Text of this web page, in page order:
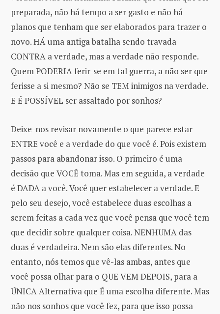
preparada, não há tempo a ser gasto e não há
planos que tenham que ser elaborados para trazer o
novo. HÁ uma antiga batalha sendo travada
CONTRA a verdade, mas a verdade não responde.
Quem PODERIA ferir-se em tal guerra, a não ser que
ferisse a si mesmo? Não se TEM inimigos na verdade.
E É POSSÍVEL ser assaltado por sonhos?
Deixe-nos revisar novamente o que parece estar
ENTRE você e a verdade do que você é. Pois existem
passos para abandonar isso. O primeiro é uma
decisão que VOCÊ toma. Mas em seguida, a verdade
é DADA a você. Você quer estabelecer a verdade. E
pelo seu desejo, você estabelece duas escolhas a
serem feitas a cada vez que você pensa que você tem
que decidir sobre qualquer coisa. NENHUMA das
duas é verdadeira. Nem são elas diferentes. No
entanto, nós temos que vê-las ambas, antes que
você possa olhar para o QUE VEM DEPOIS, para a
ÚNICA Alternativa que É uma escolha diferente. Mas
não nos sonhos que você fez, para que isso possa